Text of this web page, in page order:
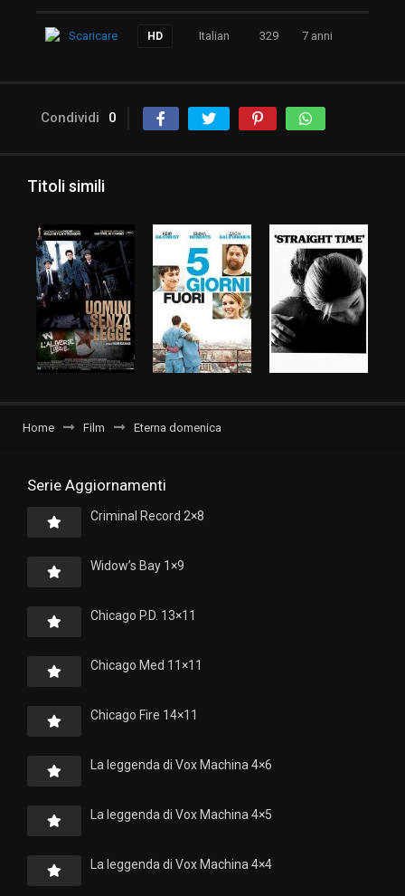
Scaricare HD Italian 329 7 anni
Condividi 0
Titoli simili
Home Film Eterna domenica
Serie Aggiornamenti
Criminal Record 2×8
Widow’s Bay 1×9
Chicago P.D. 13×11
Chicago Med 11×11
Chicago Fire 14×11
La leggenda di Vox Machina 4×6
La leggenda di Vox Machina 4×5
La leggenda di Vox Machina 4×4